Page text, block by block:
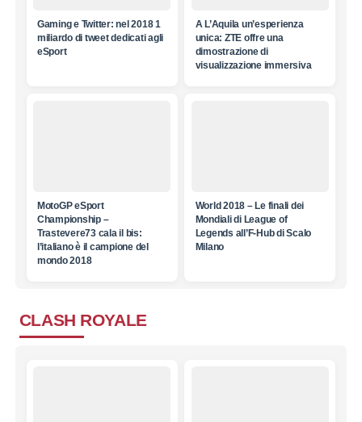
Gaming e Twitter: nel 2018 1
miliardo di tweet dedicati agli
eSport
A L’Aquila un’esperienza
unica: ZTE offre una
dimostrazione di
visualizzazione immersiva
MotoGP eSport
Championship –
Trastevere73 cala il bis:
l’italiano è il campione del
mondo 2018
World 2018 – Le finali dei
Mondiali di League of
Legends all’F-Hub di Scalo
Milano
CLASH ROYALE